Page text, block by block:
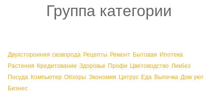
Группа категории
Двухсторонняя сковорода Рецепты Ремонт Бытовая Ипотека
Растения Кредитование Здоровье Профи Цветоводство Ликбез
Посуда Компьютер Обзоры Экономия Цитрус Еда Выпечка Дом уют
Бизнес